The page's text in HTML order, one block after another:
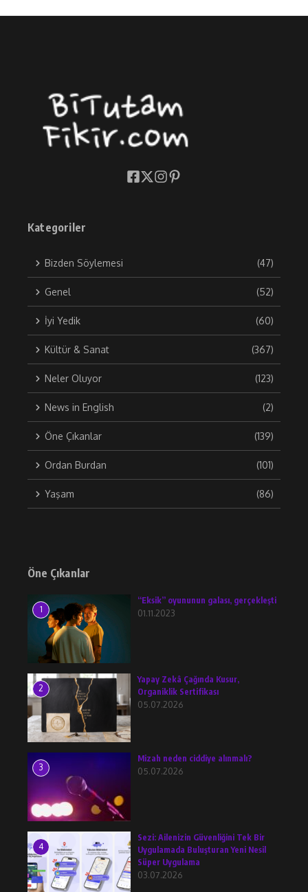
Kategoriler
Bizden Söylemesi (47)
Genel (52)
İyi Yedik (60)
Kültür & Sanat (367)
Neler Oluyor (123)
News in English (2)
Öne Çıkanlar (139)
Ordan Burdan (101)
Yaşam (86)
Öne Çıkanlar
1
“Eksik” oyununun galası, gerçekleşti
01.11.2023
2
Yapay Zekâ Çağında Kusur,
Organiklik Sertifikası
05.07.2026
3
Mizah neden ciddiye alınmalı?
05.07.2026
4
Sezi: Ailenizin Güvenliğini Tek Bir
Uygulamada Buluşturan Yeni Nesil
Süper Uygulama
03.07.2026